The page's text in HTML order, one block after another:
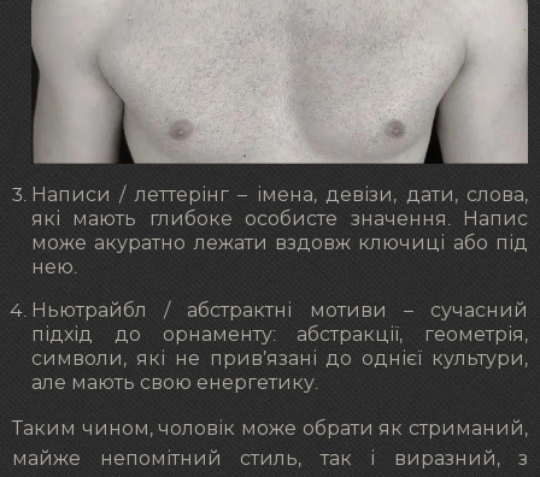
Написи / леттерінг – імена, девізи, дати, слова,
які мають глибоке особисте значення. Напис
може акуратно лежати вздовж ключиці або під
нею.
Ньютрайбл / абстрактні мотиви – сучасний
підхід до орнаменту: абстракції, геометрія,
символи, які не прив’язані до однієї культури,
але мають свою енергетику.
Таким чином, чоловік може обрати як стриманий,
майже непомітний стиль, так і виразний, з